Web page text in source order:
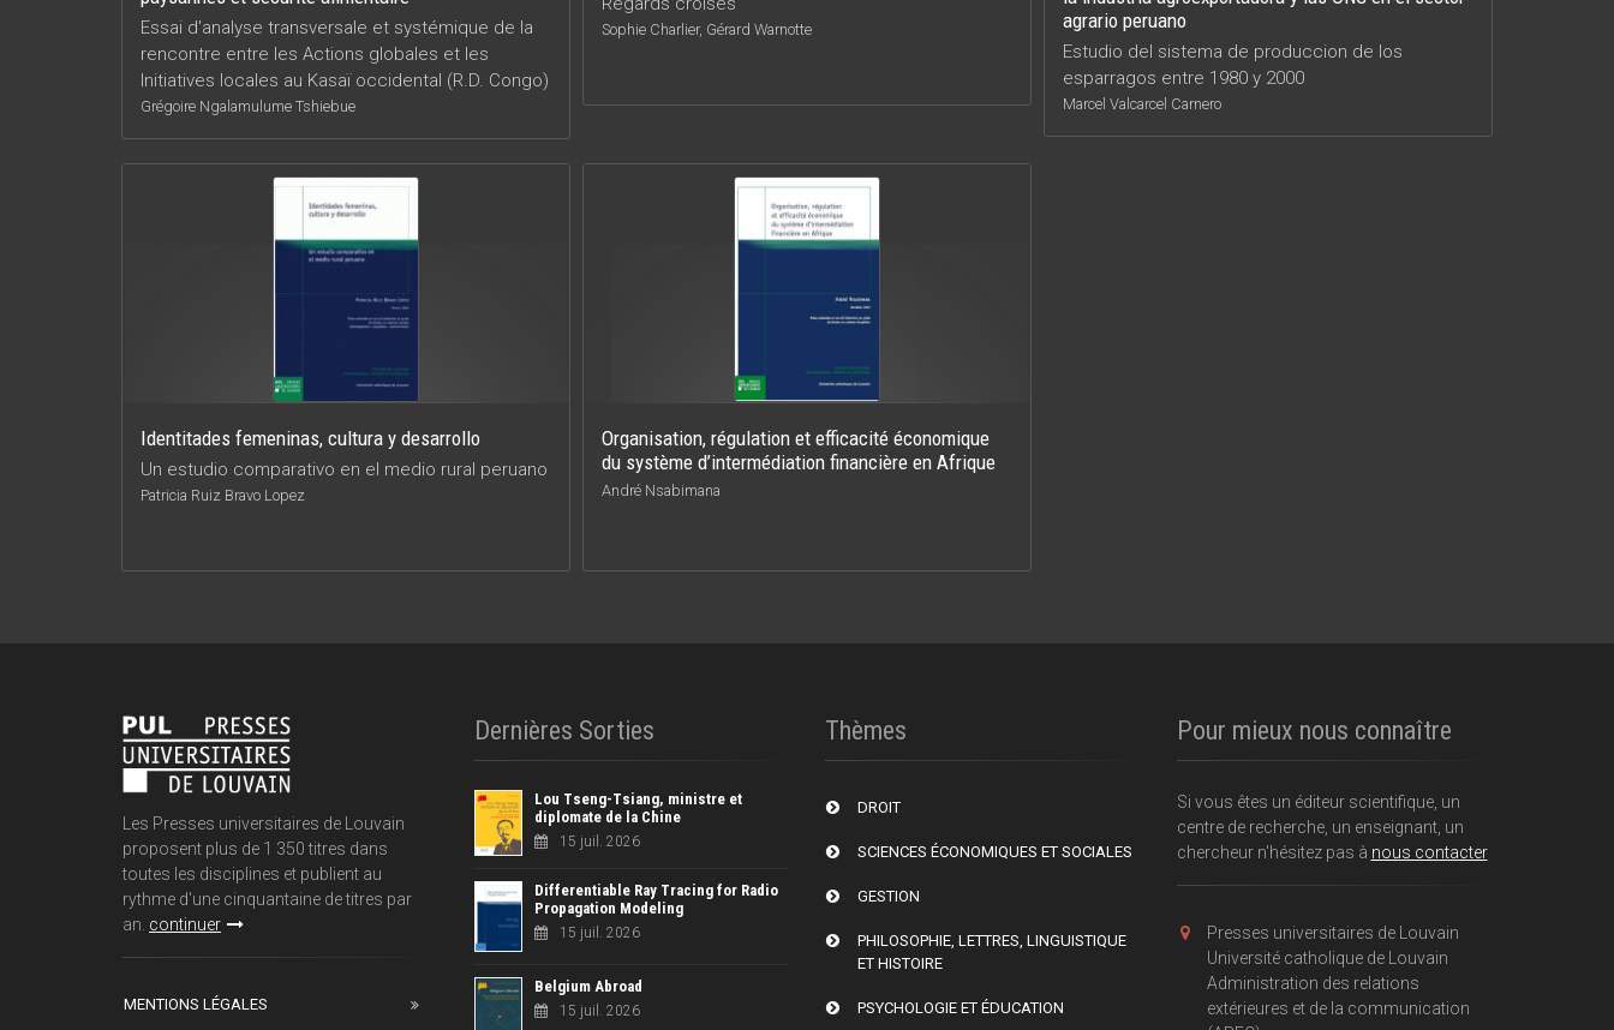
Essai d'analyse transversale et systémique de la
rencontre entre les Actions globales et les
Initiatives locales au Kasaï occidental (R.D. Congo)
Grégoire Ngalamulume Tshiebue
Sophie Charlier, Gérard Warnotte
agrario peruano
Estudio del sistema de produccion de los
esparragos entre 1980 y 2000
Marcel Valcarcel Carnero
Identitades femeninas, cultura y desarrollo
Un estudio comparativo en el medio rural peruano
Patricia Ruiz Bravo Lopez
Organisation, régulation et efficacité économique
du système d’intermédiation financière en Afrique
André Nsabimana
Les Presses universitaires de Louvain
proposent plus de 1 350 titres dans
toutes les disciplines et publient au
rythme d'une cinquantaine de titres par
an. continuer
MENTIONS LÉGALES
Dernières Sorties
Lou Tseng-Tsiang, ministre et
diplomate de la Chine
15 juil. 2026
Differentiable Ray Tracing for Radio
Propagation Modeling
15 juil. 2026
Belgium Abroad
15 juil. 2026
Thèmes
DROIT
SCIENCES ÉCONOMIQUES ET SOCIALES
GESTION
PHILOSOPHIE, LETTRES, LINGUISTIQUE
ET HISTOIRE
PSYCHOLOGIE ET ÉDUCATION
Pour mieux nous connaître
Si vous êtes un éditeur scientifique, un
centre de recherche, un enseignant, un
chercheur n'hésitez pas à nous contacter
Presses universitaires de Louvain
Université catholique de Louvain
Administration des relations
extérieures et de la communication